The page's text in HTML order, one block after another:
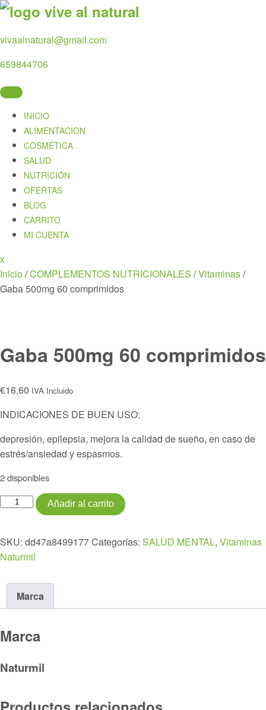
Skip
content
vivaalnatural@gmail.com
659844706
INICIO
ALIMENTACION
COSMÉTICA
SALUD
NUTRICIÓN
OFERTAS
BLOG
CARRITO
MI CUENTA
xClose
Menu
Inicio/COMPLEMENTOS NUTRICIONALES /Vitaminas/
Gaba 500mg 60 comprimidos
Gaba 500mg 60 comprimidos
€16,60 IVA Incluido
INDICACIONES DE BUEN USO:
depresión, epilepsia, mejora la calidad de sueño, en caso de
estrés/ansiedad y espasmos.
2 disponibles
Gaba
comprimidos
cantidad
Añadir al carrito
SKU: dd47a8499177Categorías: SALUD MENTAL, Vitaminas
Naturmil
Marca
Marca
Naturmil